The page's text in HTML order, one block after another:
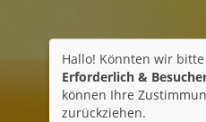
Hallo! Könnten wir
Erforderlich &
können Ihre
zurückziehen.